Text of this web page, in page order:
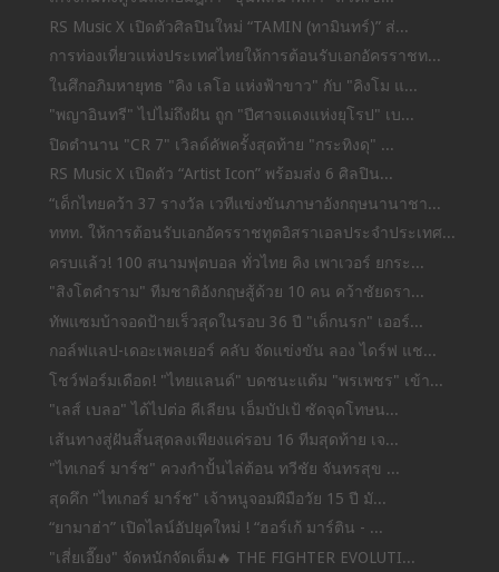
RS Music X เปิดตัวศิลปินใหม่ “TAMIN (ทามินทร์)” ส่...
การท่องเที่ยวแห่งประเทศไทยให้การต้อนรับเอกอัครราชท...
ในศึกอภิมหายุทธ "คิง เลโอ แห่งฟ้าขาว" กับ "คิงโม แ...
"พญาอินทรี" ไปไม่ถึงฝัน ถูก "ปีศาจแดงแห่งยุโรป" เบ...
ปิดตำนาน "CR 7" เวิลด์คัพครั้งสุดท้าย "กระทิงดุ" ...
RS Music X เปิดตัว “Artist Icon” พร้อมส่ง 6 ศิลปิน...
“เด็กไทยคว้า 37 รางวัล เวทีแข่งขันภาษาอังกฤษนานาชา...
ททท. ให้การต้อนรับเอกอัครราชทูตอิสราเอลประจำประเทศ...
ครบแล้ว! 100 สนามฟุตบอล ทั่วไทย คิง เพาเวอร์ ยกระ...
"สิงโตคำราม" ทีมชาติอังกฤษสู้ด้วย 10 คน คว้าชัยดรา...
ทัพแซมบ้าจอดป้ายเร็วสุดในรอบ 36 ปี "เด็กนรก" เออร์...
กอล์ฟแลป-เดอะเพลเยอร์ คลับ จัดแข่งขัน ลอง ไดร์ฟ แช...
โชว์ฟอร์มเดือด! "ไทยแลนด์" บดชนะแต้ม "พรเพชร" เข้า...
"เลส์ เบลอ" ได้ไปต่อ คีเลียน เอ็มบัปเป้ ซัดจุดโทษน...
เส้นทางสู่ฝันสิ้นสุดลงเพียงแค่รอบ 16 ทีมสุดท้าย เจ...
"ไทเกอร์ มาร์ช" ควงกำปั้นไล่ต้อน ทวีชัย จันทรสุข ...
สุดคึก "ไทเกอร์ มาร์ช" เจ้าหนูจอมฝีมือวัย 15 ปี มั...
“ยามาฮ่า” เปิดไลน์อัปยุคใหม่ ! “ฮอร์เก้ มาร์ติน - ...
"เสี่ยเอี๊ยง" จัดหนักจัดเต็ม🔥 THE FIGHTER EVOLUTI...